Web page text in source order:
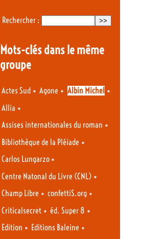
Rechercher :
Mots-clés dans le même
groupe
Actes Sud • Agone • Albin Michel•
Allia •
Assises internationales du roman •
Bibliothèque de la Pléiade •
Carlos Lungarzo •
Centre Natonal du Livre (CNL) •
Champ Libre • confettiS.org •
Criticalsecret • éd. Super 8 •
Edition • Editions Baleine •